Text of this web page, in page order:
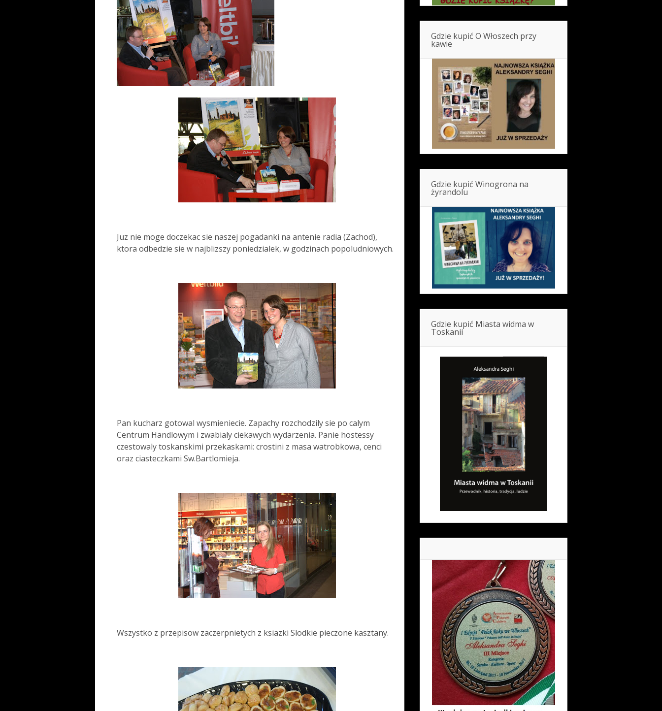
Juz nie moge doczekac sie naszej pogadanki na antenie radia (Zachod),
ktora odbedzie sie w najblizszy poniedzialek, w godzinach popoludniowych.
Pan kucharz gotowal wysmieniecie. Zapachy rozchodzily sie po calym
Centrum Handlowym i zwabialy ciekawych wydarzenia. Panie hostessy
czestowaly toskanskimi przekaskami: crostini z masa watrobkowa, cenci
oraz ciasteczkami Sw.Bartlomieja.
Wszystko z przepisow zaczerpnietych z ksiazki Slodkie pieczone kasztany.
Gdzie kupić O Włoszech przy
kawie
Gdzie kupić Winogrona na
żyrandolu
Gdzie kupić Miasta widma w
Toskanii